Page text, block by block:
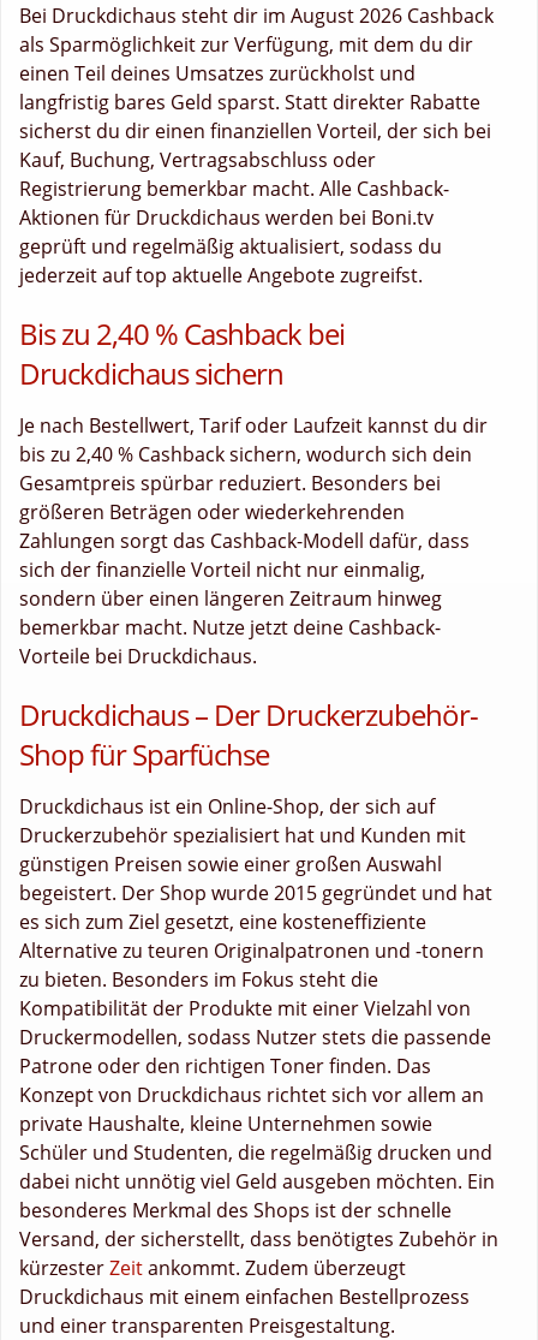
Bei Druckdichaus steht dir im August 2026 Cashback
als Sparmöglichkeit zur Verfügung, mit dem du dir
einen Teil deines Umsatzes zurückholst und
langfristig bares Geld sparst. Statt direkter Rabatte
sicherst du dir einen finanziellen Vorteil, der sich bei
Kauf, Buchung, Vertragsabschluss oder
Registrierung bemerkbar macht. Alle Cashback-
Aktionen für Druckdichaus werden bei Boni.tv
geprüft und regelmäßig aktualisiert, sodass du
jederzeit auf top aktuelle Angebote zugreifst.
Bis zu 2,40 % Cashback bei
Druckdichaus sichern
Je nach Bestellwert, Tarif oder Laufzeit kannst du dir
bis zu 2,40 % Cashback sichern, wodurch sich dein
Gesamtpreis spürbar reduziert. Besonders bei
größeren Beträgen oder wiederkehrenden
Zahlungen sorgt das Cashback-Modell dafür, dass
sich der finanzielle Vorteil nicht nur einmalig,
sondern über einen längeren Zeitraum hinweg
bemerkbar macht. Nutze jetzt deine Cashback-
Vorteile bei Druckdichaus.
Druckdichaus – Der Druckerzubehör-
Shop für Sparfüchse
Druckdichaus ist ein Online-Shop, der sich auf
Druckerzubehör spezialisiert hat und Kunden mit
günstigen Preisen sowie einer großen Auswahl
begeistert. Der Shop wurde 2015 gegründet und hat
es sich zum Ziel gesetzt, eine kosteneffiziente
Alternative zu teuren Originalpatronen und -tonern
zu bieten. Besonders im Fokus steht die
Kompatibilität der Produkte mit einer Vielzahl von
Druckermodellen, sodass Nutzer stets die passende
Patrone oder den richtigen Toner finden. Das
Konzept von Druckdichaus richtet sich vor allem an
private Haushalte, kleine Unternehmen sowie
Schüler und Studenten, die regelmäßig drucken und
dabei nicht unnötig viel Geld ausgeben möchten. Ein
besonderes Merkmal des Shops ist der schnelle
Versand, der sicherstellt, dass benötigtes Zubehör in
kürzesterZeitankommt. Zudem überzeugt
Druckdichaus mit einem einfachen Bestellprozess
und einer transparenten Preisgestaltung.